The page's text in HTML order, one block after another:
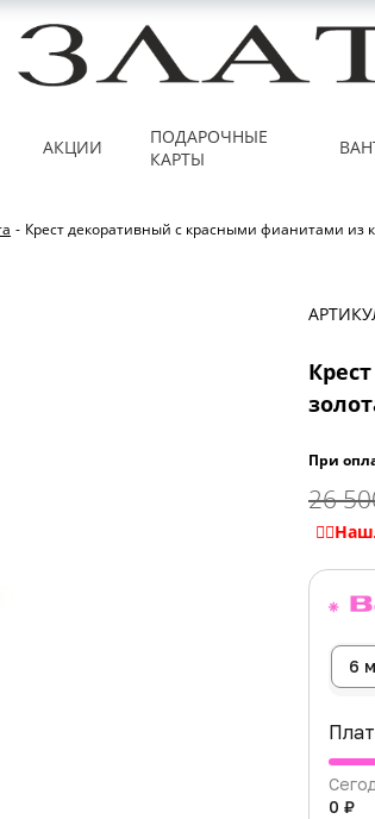
АКЦИИ
ПОДАРОЧНЫЕ
КАРТЫ
- Крест декоративный с красными фианитами из
При
26
6
0 ₽